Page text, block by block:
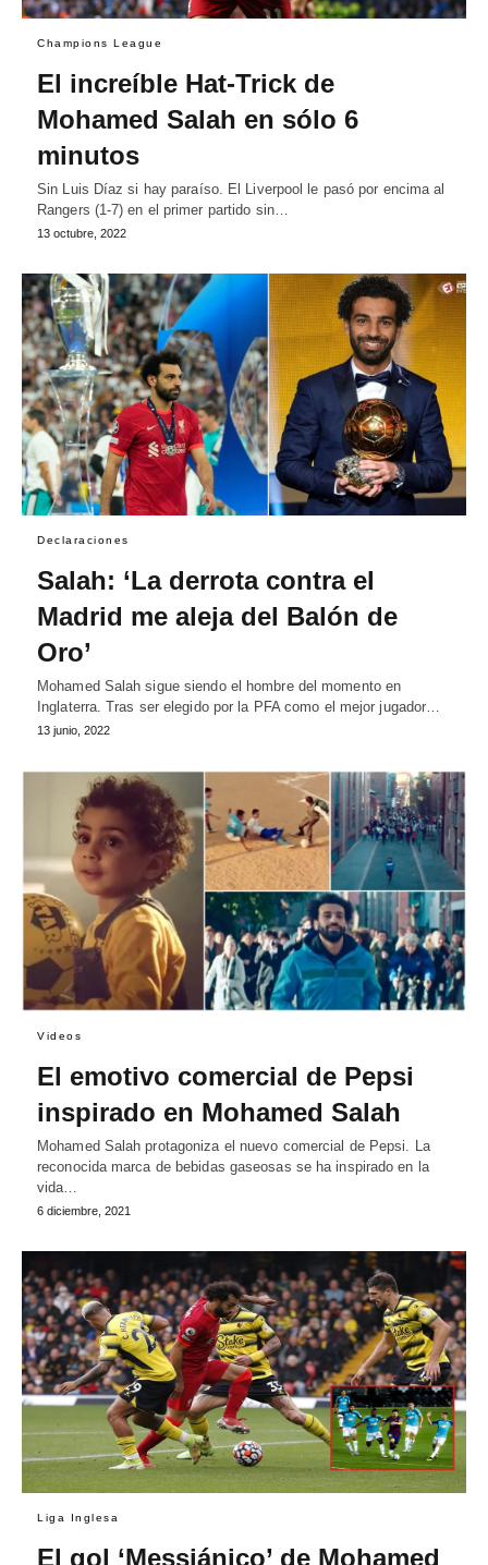
Champions League
El increíble Hat-Trick de
Mohamed Salah en sólo 6
minutos
Sin Luis Díaz si hay paraíso. El Liverpool le pasó por encima al
Rangers (1-7) en el primer partido sin…
13 octubre, 2022
Declaraciones
Salah: ‘La derrota contra el
Madrid me aleja del Balón de
Oro’
Mohamed Salah sigue siendo el hombre del momento en
Inglaterra. Tras ser elegido por la PFA como el mejor jugador…
13 junio, 2022
Videos
El emotivo comercial de Pepsi
inspirado en Mohamed Salah
Mohamed Salah protagoniza el nuevo comercial de Pepsi. La
reconocida marca de bebidas gaseosas se ha inspirado en la
vida…
6 diciembre, 2021
Liga Inglesa
El gol ‘Messiánico’ de Mohamed